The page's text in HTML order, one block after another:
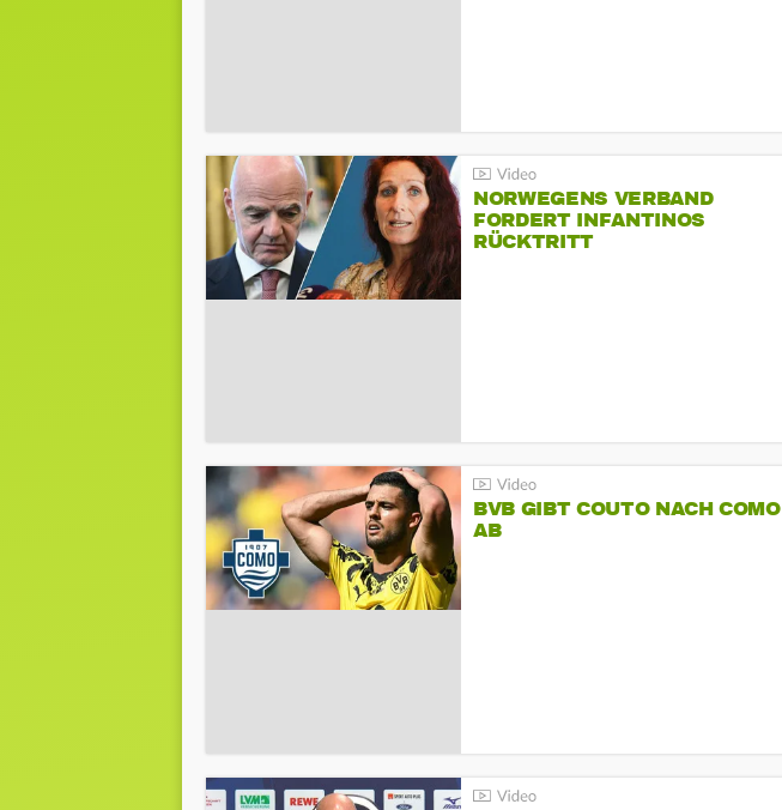
NORWEGENS VERBAND
FORDERT INFANTINOS
RÜCKTRITT
BVB GIBT COUTO NACH COMO
AB